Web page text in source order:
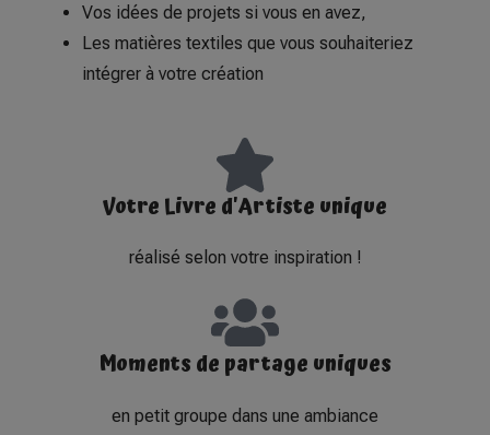
Vos idées de projets si vous en avez,
Les matières textiles que vous souhaiteriez
intégrer à votre création
Votre Livre d'Artiste unique
réalisé selon votre inspiration !
Moments de partage uniques
en petit groupe dans une ambiance